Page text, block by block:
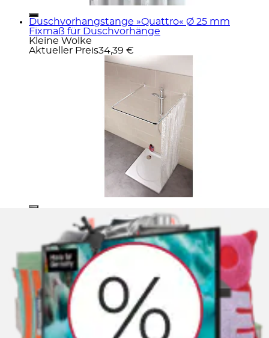
Duschvorhangstange »Quattro« Ø 25 mm
Fixmaß für Duschvorhänge
Kleine Wolke
Aktueller Preis34,39 €
Duschvorhangstange »Luz« Ø 280 mm
ausziehbar ohne bohren, 110 - 185 cm, aus
rostfreiem...
WENKO
Ursprünglicher Preis
UVP 34,99 €Rabatt
- 31 %
Aktueller Preis